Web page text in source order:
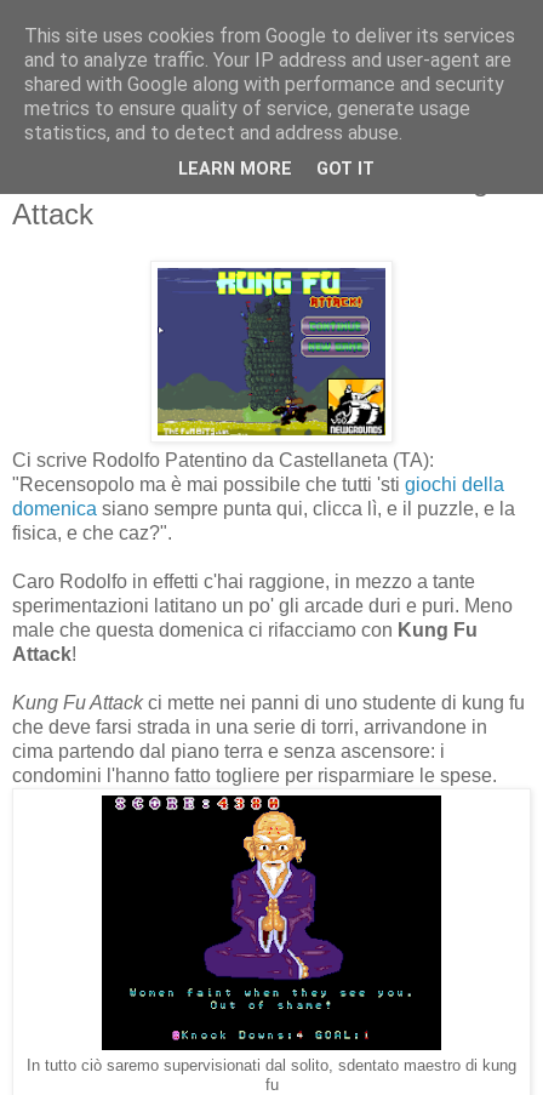
IL GIOCO DELLA DOMENICA: Kung Fu
Attack
Ci scrive Rodolfo Patentino da Castellaneta (TA):
"Recensopolo ma è mai possibile che tutti 'sti giochi della
domenica siano sempre punta qui, clicca lì, e il puzzle, e la
fisica, e che caz?".
Caro Rodolfo in effetti c'hai raggione, in mezzo a tante
sperimentazioni latitano un po' gli arcade duri e puri. Meno
male che questa domenica ci rifacciamo con Kung Fu
Attack!
Kung Fu Attackci mette nei panni di uno studente di kung fu
che deve farsi strada in una serie di torri, arrivandone in
cima partendo dal piano terra e senza ascensore: i
condomini l'hanno fatto togliere per risparmiare le spese.
In tutto ciò saremo supervisionati dal solito, sdentato maestro di kung
fu
This site uses cookies from Google to deliver its services
and to analyze traffic. Your IP address and user-agent are
shared with Google along with performance and security
metrics to ensure quality of service, generate usage
statistics, and to detect and address abuse.
LEARN MORE GOT IT